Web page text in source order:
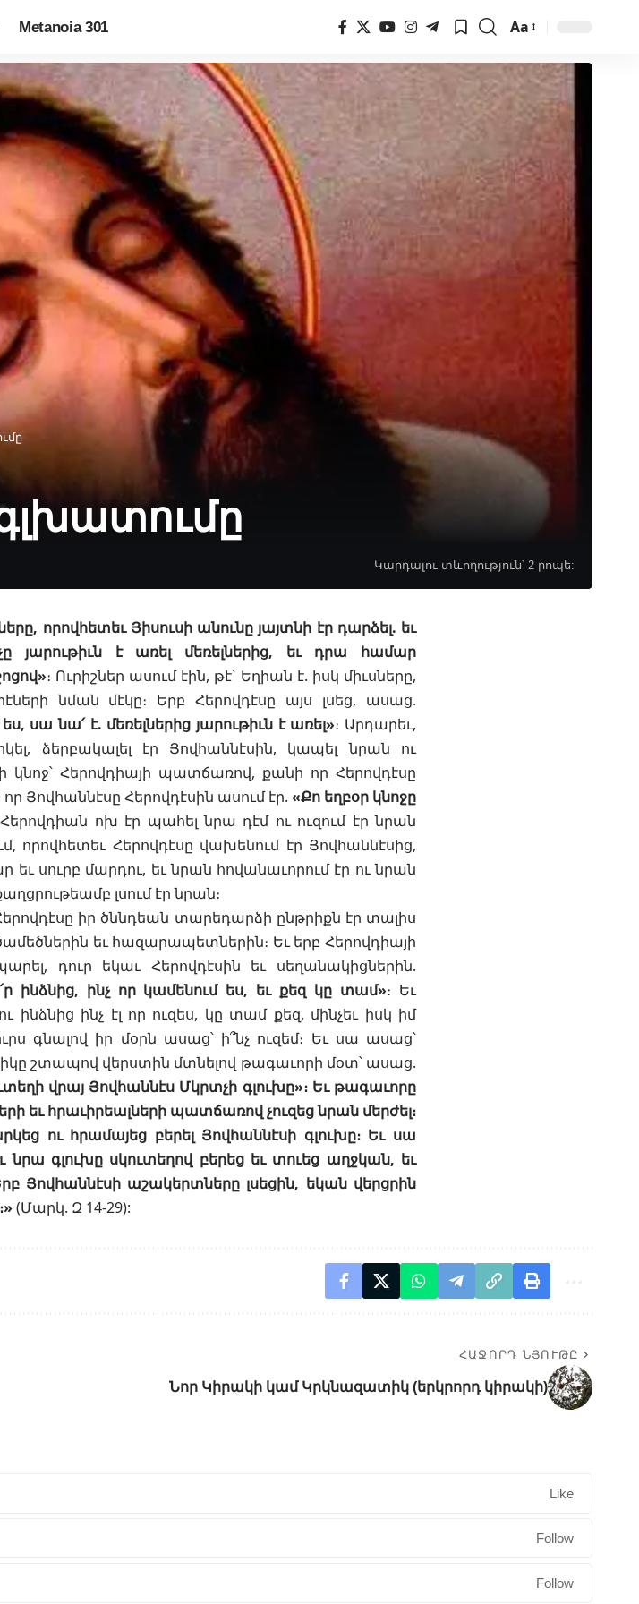
Metanoia 301
Font
Resizer
Aa
Կարդալու տևողություն՝ 2 րոպե:
որովհետեւ Յիսուսի անունը յայտնի էր դարձել. եւ
յարութիւն է առել մեռելներից, եւ դրա համար
։ Ուրիշներ ասում էին, թէ՝ Եղիան է. իսկ միւսները,
նման մէկը։ Երբ Հերովդէսը այս լսեց, ասաց.
սա նա՛ է. մեռելներից յարութիւն է առել»։ Արդարեւ,
ձերբակալել էր Յովհաննէսին, կապել նրան ու
կնոջ՝ Հերովդիայի պատճառով, քանի որ Հերովդէսը
Յովհաննէսը Հերովդէսին ասում էր. «Քո եղբօր կնոջը
Հերովդիան ոխ էր պահել նրա դէմ ու ուզում էր նրան
որովհետեւ Հերովդէսը վախենում էր Յովհաննէսից,
սուրբ մարդու, եւ նրան հովանաւորում էր ու նրան
լսում էր նրան։
իր ծննդեան տարեդարձի ընթրիքն էր տալիս
եւ հազարապետներին։ Եւ երբ Հերովդիայի
դուր եկաւ Հերովդէսին եւ սեղանակիցներին.
ինձնից, ինչ որ կամենում ես, եւ քեզ կը տամ»։ Եւ
ինչ էլ որ ուզես, կը տամ քեզ, մինչեւ իսկ իմ
գնալով իր մօրն ասաց՝ ի՞նչ ուզեմ։ Եւ սա ասաց՝
շտապով վերստին մտնելով թագաւորի մօտ՝ ասաց.
վրայ Յովհաննէս Մկրտչի գլուխը»։ Եւ թագաւորը
եւ հրաւիրեալների պատճառով չուզեց նրան մերժել։
ու հրամայեց բերել Յովհաննէսի գլուխը։ Եւ սա
գլուխը սկուտեղով բերեց եւ տուեց աղջկան, եւ
Յովհաննէսի աշակերտները լսեցին, եկան վերցրին
(Մարկ. Զ 14-29):
ՀԱՋՈՐԴ ՆՅՈՒԹԸ
Նոր Կիրակի կամ Կրկնազատիկ (երկրորդ կիրակի)
Like
Follow
Follow